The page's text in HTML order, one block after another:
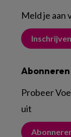
Meld je aan
Inschrijven
Abonneren
Probeer
uit